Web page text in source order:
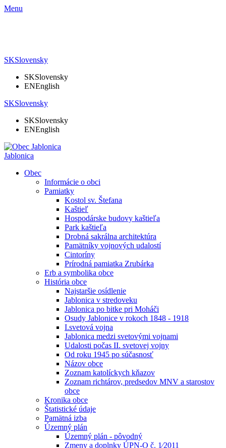
Menu
SKSlovensky
SKSlovensky
ENEnglish
SKSlovensky
SKSlovensky
ENEnglish
Jablonica
Obec
Informácie o obci
Pamiatky
Kostol sv. Štefana
Kaštieľ
Hospodárske budovy kaštieľa
Park kaštieľa
Drobná sakrálna architektúra
Pamätníky vojnových udalostí
Cintoríny
Prírodná pamiatka Zrubárka
Erb a symbolika obce
História obce
Najstaršie osídlenie
Jablonica v stredoveku
Jablonica po bitke pri Moháči
Osudy Jablonice v rokoch 1848 - 1918
I.svetová vojna
Jablonica medzi svetovými vojnami
Udalosti počas II. svetovej vojny
Od roku 1945 po súčasnosť
Názov obce
Zoznam katolíckych kňazov
Zoznam richtárov, predsedov MNV a starostov
obce
Kronika obce
Štatistické údaje
Pamätná izba
Územný plán
Územný plán - pôvodný
Zmeny a doplnky ÚPN-O č. 1⁄2011